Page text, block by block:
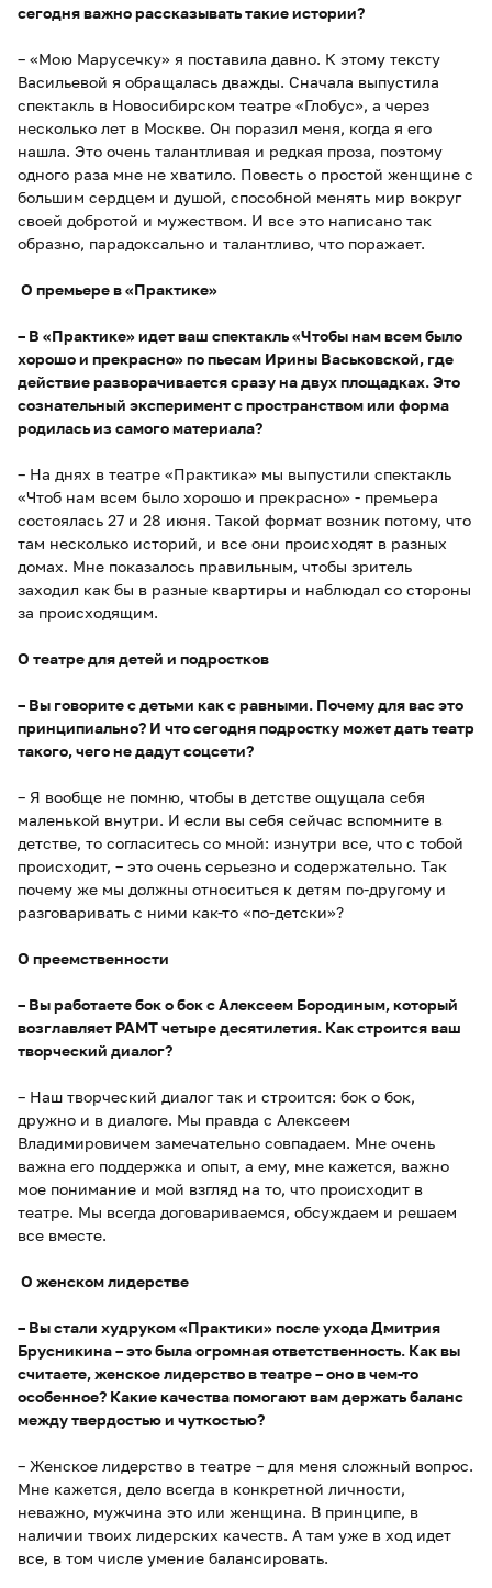
сегодня важно рассказывать такие истории?
– «Мою Марусечку» я поставила давно. К этому тексту
Васильевой я обращалась дважды. Сначала выпустила
спектакль в Новосибирском театре «Глобус», а через
несколько лет в Москве. Он поразил меня, когда я его
нашла. Это очень талантливая и редкая проза, поэтому
одного раза мне не хватило. Повесть о простой женщине с
большим сердцем и душой, способной менять мир вокруг
своей добротой и мужеством. И все это написано так
образно, парадоксально и талантливо, что поражает.
О премьере в «Практике»
– В «Практике» идет ваш спектакль «Чтобы нам всем было
хорошо и прекрасно» по пьесам Ирины Васьковской, где
действие разворачивается сразу на двух площадках. Это
сознательный эксперимент с пространством или форма
родилась из самого материала?
– На днях в театре «Практика» мы выпустили спектакль
«Чтоб нам всем было хорошо и прекрасно» - премьера
состоялась 27 и 28 июня. Такой формат возник потому, что
там несколько историй, и все они происходят в разных
домах. Мне показалось правильным, чтобы зритель
заходил как бы в разные квартиры и наблюдал со стороны
за происходящим.
О театре для детей и подростков
– Вы говорите с детьми как с равными. Почему для вас это
принципиально? И что сегодня подростку может дать театр
такого, чего не дадут соцсети?
– Я вообще не помню, чтобы в детстве ощущала себя
маленькой внутри. И если вы себя сейчас вспомните в
детстве, то согласитесь со мной: изнутри все, что с тобой
происходит, – это очень серьезно и содержательно. Так
почему же мы должны относиться к детям по-другому и
разговаривать с ними как-то «по-детски»?
О преемственности
– Вы работаете бок о бок с Алексеем Бородиным, который
возглавляет РАМТ четыре десятилетия. Как строится ваш
творческий диалог?
– Наш творческий диалог так и строится: бок о бок,
дружно и в диалоге. Мы правда с Алексеем
Владимировичем замечательно совпадаем. Мне очень
важна его поддержка и опыт, а ему, мне кажется, важно
мое понимание и мой взгляд на то, что происходит в
театре. Мы всегда договариваемся, обсуждаем и решаем
все вместе.
О женском лидерстве
– Вы стали худруком «Практики» после ухода Дмитрия
Брусникина – это была огромная ответственность. Как вы
считаете, женское лидерство в театре – оно в чем-то
особенное? Какие качества помогают вам держать баланс
между твердостью и чуткостью?
– Женское лидерство в театре – для меня сложный вопрос.
Мне кажется, дело всегда в конкретной личности,
неважно, мужчина это или женщина. В принципе, в
наличии твоих лидерских качеств. А там уже в ход идет
все, в том числе умение балансировать.